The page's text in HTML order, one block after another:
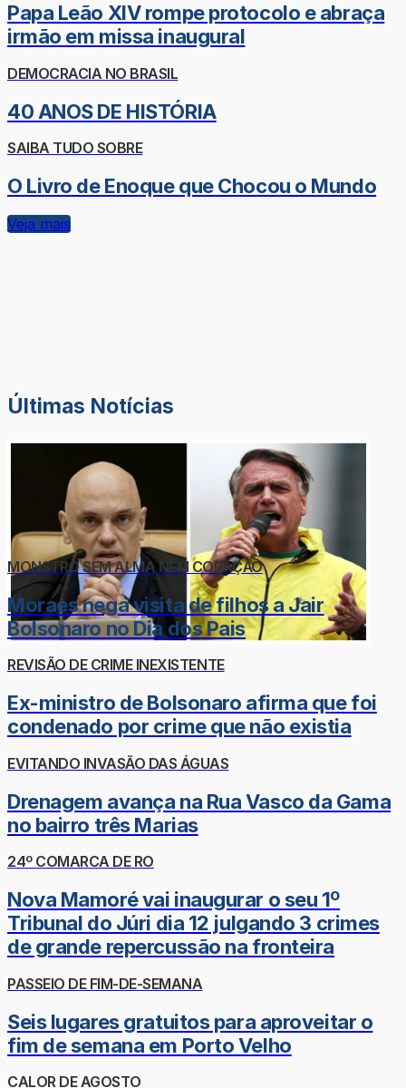
Papa Leão XIV rompe protocolo e abraça
irmão em missa inaugural
DEMOCRACIA NO BRASIL
40 ANOS DE HISTÓRIA
SAIBA TUDO SOBRE
O Livro de Enoque que Chocou o Mundo
Veja mais
Últimas Notícias
MONSTRO SEM ALMA NEM CORAÇÃO
Moraes nega visita de filhos a Jair
Bolsonaro no Dia dos Pais
REVISÃO DE CRIME INEXISTENTE
Ex-ministro de Bolsonaro afirma que foi
condenado por crime que não existia
EVITANDO INVASÃO DAS ÁGUAS
Drenagem avança na Rua Vasco da Gama
no bairro três Marias
24º COMARCA DE RO
Nova Mamoré vai inaugurar o seu 1º
Tribunal do Júri dia 12 julgando 3 crimes
de grande repercussão na fronteira
PASSEIO DE FIM-DE-SEMANA
Seis lugares gratuitos para aproveitar o
fim de semana em Porto Velho
CALOR DE AGOSTO